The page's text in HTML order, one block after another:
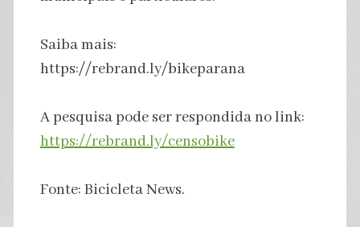
Saiba mais:
https://rebrand.ly/bikeparana
A pesquisa pode ser respondida no link:
https://rebrand.ly/censobike
Fonte: Bicicleta News.